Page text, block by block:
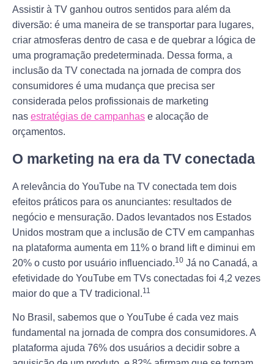
Assistir à TV ganhou outros sentidos para além da
diversão: é uma maneira de se transportar para lugares,
criar atmosferas dentro de casa e de quebrar a lógica de
uma programação predeterminada. Dessa forma, a
inclusão da TV conectada na jornada de compra dos
consumidores é uma mudança que precisa ser
considerada pelos profissionais de marketing
nas estratégias de campanhas e alocação de
orçamentos.
O marketing na era da TV conectada
A relevância do YouTube na TV conectada tem dois
efeitos práticos para os anunciantes: resultados de
negócio e mensuração. Dados levantados nos Estados
Unidos mostram que a inclusão de CTV em campanhas
na plataforma aumenta em 11% o brand lift e diminui em
20% o custo por usuário influenciado.10 Já no Canadá, a
efetividade do YouTube em TVs conectadas foi 4,2 vezes
maior do que a TV tradicional.11
No Brasil, sabemos que o YouTube é cada vez mais
fundamental na jornada de compra dos consumidores. A
plataforma ajuda 76% dos usuários a decidir sobre a